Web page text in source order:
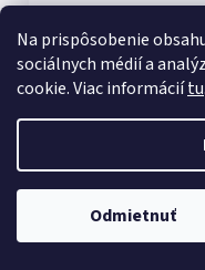
Na prispôsobenie
sociálnych médií a
cookie. Viac informáciítu.
Odmietnuť
Zkumavka s
RO, 14,5 x